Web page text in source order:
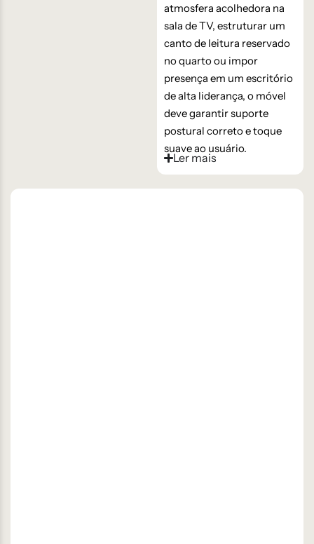
atmosfera acolhedora na
sala de TV, estruturar um
canto de leitura reservado
no quarto ou impor
presença em um escritório
de alta liderança, o móvel
deve garantir suporte
postural correto e toque
suave ao usuário.
Ler mais